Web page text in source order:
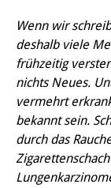
Wenn wir
deshalb viele
frühzeitig
nichts Neues.
vermehrt
bekannt sein.
durch das